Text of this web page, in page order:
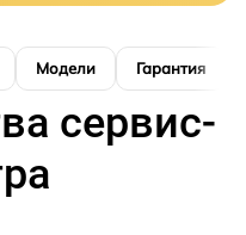
Модели Гарантия
сервис-